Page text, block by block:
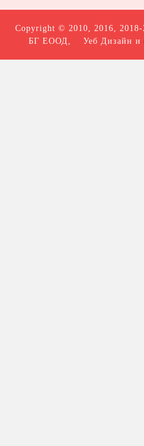
Copyright © 2010, 2016,
БГ ЕООД , Уеб Дизайн и